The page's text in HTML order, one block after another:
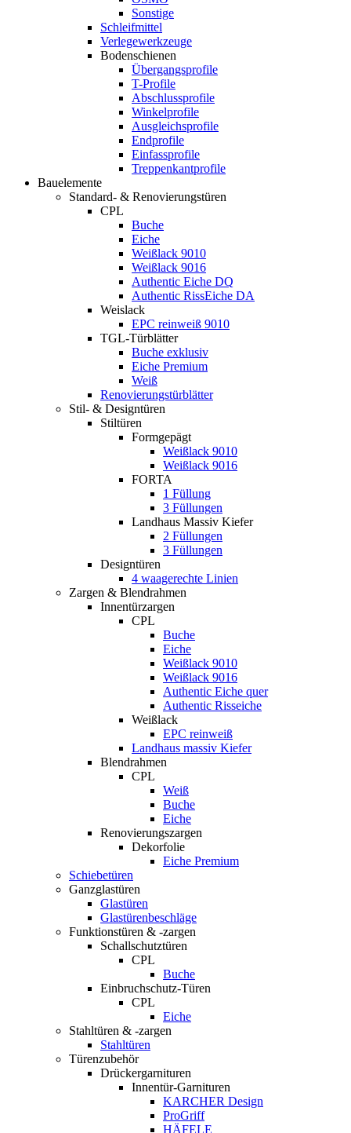
Sonstige
Schleifmittel
Verlegewerkzeuge
Bodenschienen
Übergangsprofile
T-Profile
Abschlussprofile
Winkelprofile
Ausgleichsprofile
Endprofile
Einfassprofile
Treppenkantprofile
Bauelemente
Standard- & Renovierungstüren
CPL
Buche
Eiche
Weißlack 9010
Weißlack 9016
Authentic Eiche DQ
Authentic RissEiche DA
Weislack
EPC reinweiß 9010
TGL-Türblätter
Buche exklusiv
Eiche Premium
Weiß
Renovierungstürblätter
Stil- & Designtüren
Stiltüren
Formgepägt
Weißlack 9010
Weißlack 9016
FORTA
1 Füllung
3 Füllungen
Landhaus Massiv Kiefer
2 Füllungen
3 Füllungen
Designtüren
4 waagerechte Linien
Zargen & Blendrahmen
Innentürzargen
CPL
Buche
Eiche
Weißlack 9010
Weißlack 9016
Authentic Eiche quer
Authentic Risseiche
Weißlack
EPC reinweiß
Landhaus massiv Kiefer
Blendrahmen
CPL
Weiß
Buche
Eiche
Renovierungszargen
Dekorfolie
Eiche Premium
Schiebetüren
Ganzglastüren
Glastüren
Glastürenbeschläge
Funktionstüren & -zargen
Schallschutztüren
CPL
Buche
Einbruchschutz-Türen
CPL
Eiche
Stahltüren & -zargen
Stahltüren
Türenzubehör
Drückergarnituren
Innentür-Garnituren
KARCHER Design
ProGriff
HÄFELE